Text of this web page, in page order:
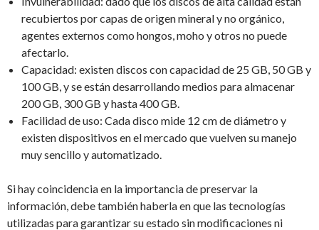
recubiertos por capas de origen mineral y no orgánico,
agentes externos como hongos, moho y otros no puede
afectarlo.
Capacidad: existen discos con capacidad de 25 GB, 50 GB y
100 GB, y se están desarrollando medios para almacenar
200 GB, 300 GB y hasta 400 GB.
Facilidad de uso: Cada disco mide 12 cm de diámetro y
existen dispositivos en el mercado que vuelven su manejo
muy sencillo y automatizado.
Si hay coincidencia en la importancia de preservar la
información, debe también haberla en que las tecnologías
utilizadas para garantizar su estado sin modificaciones ni